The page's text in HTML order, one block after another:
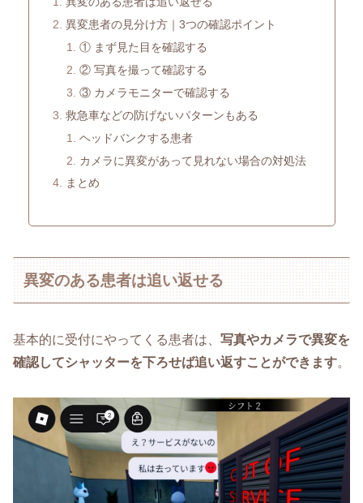
異変患者の見分け方｜3つの確認ポイント
① まず見た目を確認する
② 写真を撮って確認する
③ カメラモニターで確認する
救急車などの防げないパターンもある
ヘッドバンクする患者
カメラに異変があって見れない場合の対処法
まとめ
異変のある患者は追い返せる
基本的に受付にやってくる患者は、 写真やカメラで異変を
確認してシャッターを下ろせば追い返すことができます。